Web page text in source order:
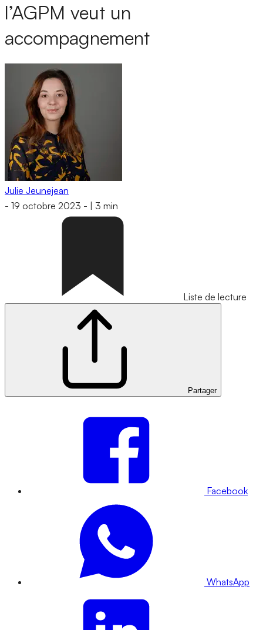
l’AGPM veut un
accompagnement
Julie Jeunejean
- 19 octobre 2023 - 3 min
Liste de lecture
Partager
Facebook
WhatsApp